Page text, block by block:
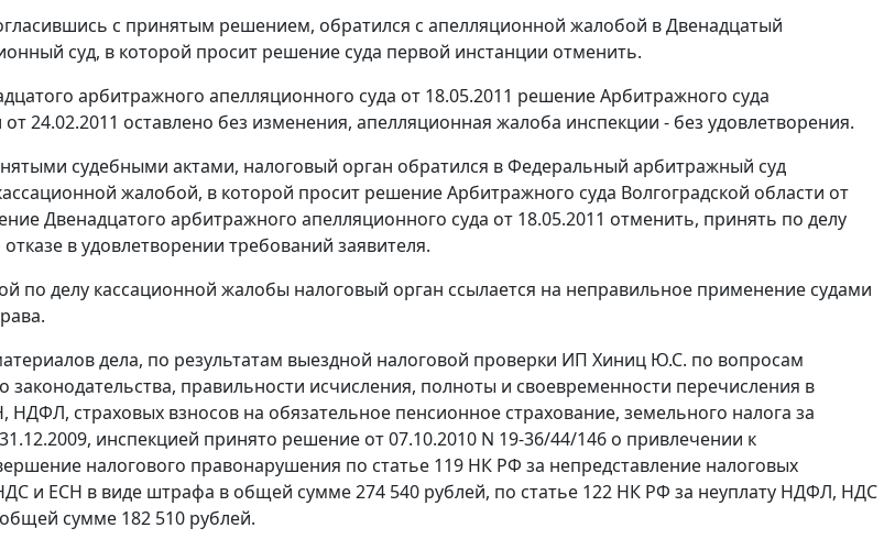
с принятым решением, обратился с апелляционной жалобой в Двенадцатый
суд, в которой просит решение суда первой инстанции отменить.
арбитражного апелляционного суда от 18.05.2011 решение Арбитражного суда
от 24.02.2011 оставлено без изменения, апелляционная жалоба инспекции - без удовлетворения.
судебными актами, налоговый орган обратился в Федеральный арбитражный суд
жалобой, в которой просит решение Арбитражного суда Волгоградской области от
Двенадцатого арбитражного апелляционного суда от 18.05.2011 отменить, принять по делу
в удовлетворении требований заявителя.
по делу кассационной жалобы налоговый орган ссылается на неправильное применение судами
дела, по результатам выездной налоговой проверки ИП Хиниц Ю.С. по вопросам
законодательства, правильности исчисления, полноты и своевременности перечисления в
страховых взносов на обязательное пенсионное страхование, земельного налога за
инспекцией принято решение от 07.10.2010 N 19-36/44/146 о привлечении к
налогового правонарушения по статье 119 НК РФ за непредставление налоговых
и ЕСН в виде штрафа в общей сумме 274 540 рублей, по статье 122 НК РФ за неуплату НДФЛ, НДС
сумме 182 510 рублей.